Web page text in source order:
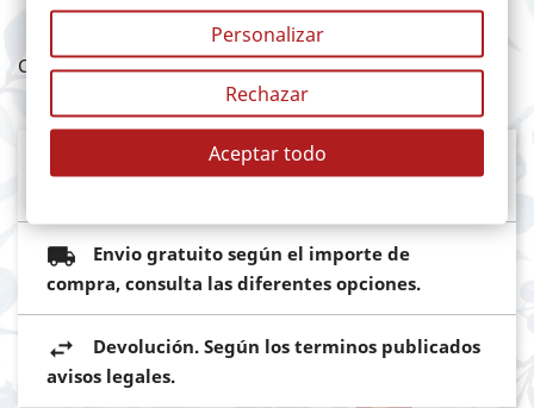
Compartir
Mediante pasarela de pago segura del
Envio gratuito según el importe de
compra, consulta las diferentes opciones.
Devolución. Según los terminos publicados
avisos legales.
Personalizar
Rechazar
Aceptar todo